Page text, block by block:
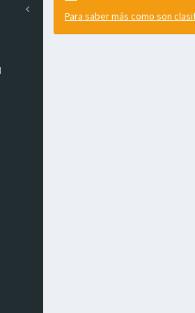
Para saber más como son